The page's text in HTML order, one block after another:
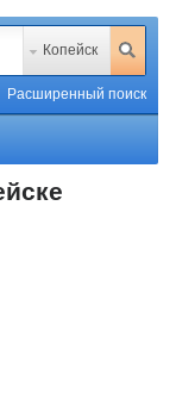
Копейск
Расширенный поиск